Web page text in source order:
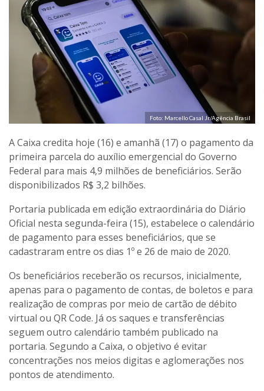
Foto: Marcello Casal Jr/Agência Brasil
A Caixa credita hoje (16) e amanhã (17) o pagamento da
primeira parcela do auxílio emergencial do Governo
Federal para mais 4,9 milhões de beneficiários. Serão
disponibilizados R$ 3,2 bilhões.
Portaria publicada em edição extraordinária do Diário
Oficial nesta segunda-feira (15), estabelece o calendário
de pagamento para esses beneficiários, que se
cadastraram entre os dias 1º e 26 de maio de 2020.
Os beneficiários receberão os recursos, inicialmente,
apenas para o pagamento de contas, de boletos e para
realização de compras por meio de cartão de débito
virtual ou QR Code. Já os saques e transferências
seguem outro calendário também publicado na
portaria. Segundo a Caixa, o objetivo é evitar
concentrações nos meios digitas e aglomerações nos
pontos de atendimento.